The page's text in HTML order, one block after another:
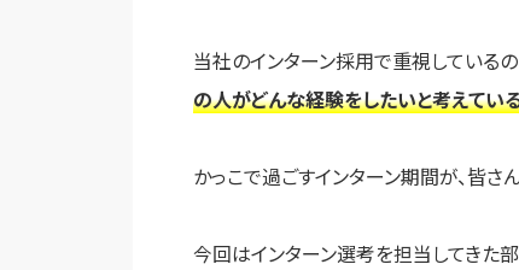
当社のインターン採用で重視している
の人がどんな経験をしたいと考えてい
かっこで過ごすインターン期間が、皆さ
今回はインターン選考を担当してきた